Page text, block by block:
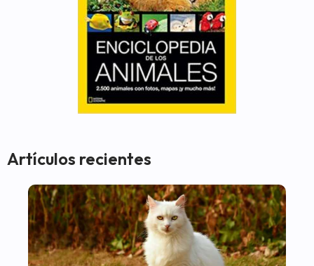
Artículos recientes